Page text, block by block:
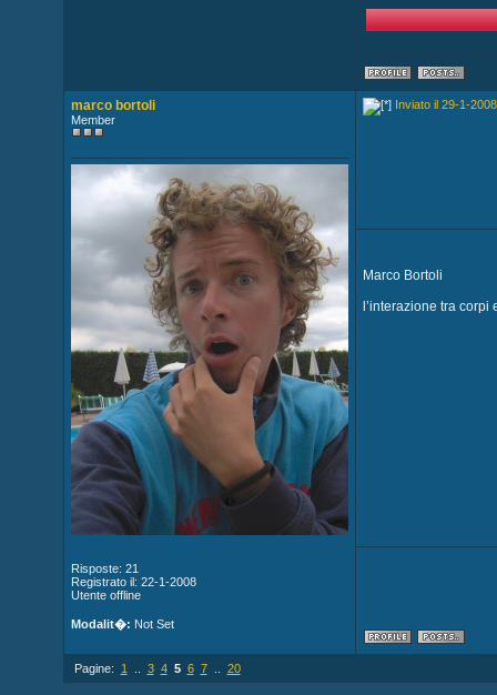
marco bortoli
Member
Risposte: 21
Registrato il: 22-1-2008
Utente offline
Modalit�: Not Set
Inviato il 29-1-
Marco Bortoli
l’interazione tra corpi
Pagine: 1 3 4 5 6 7.. 20